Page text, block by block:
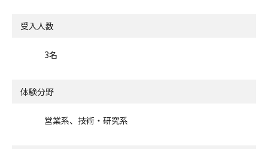
受入人数
3名
体験分野
営業系、技術・研究系